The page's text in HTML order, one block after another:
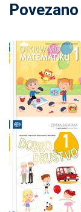
Povezano